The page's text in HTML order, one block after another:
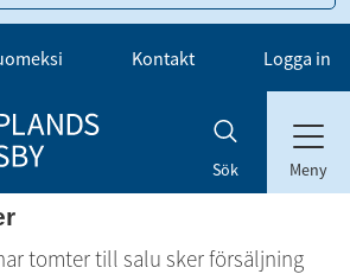
Kontakt Logga in
Sök Meny
tomter till salu sker försäljning